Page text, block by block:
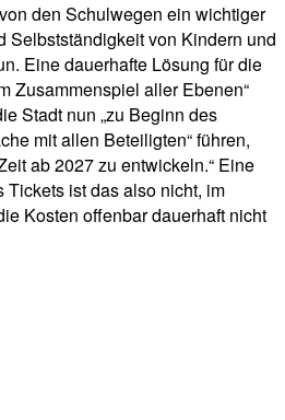
den Schulwegen ein wichtiger
Selbstständigkeit von Kindern und
Eine dauerhafte Lösung für die
Zusammenspiel aller Ebenen“
Stadt nun „zu Beginn des
mit allen Beteiligten“ führen,
ab 2027 zu entwickeln.“ Eine
ist das also nicht, im
Kosten offenbar dauerhaft nicht